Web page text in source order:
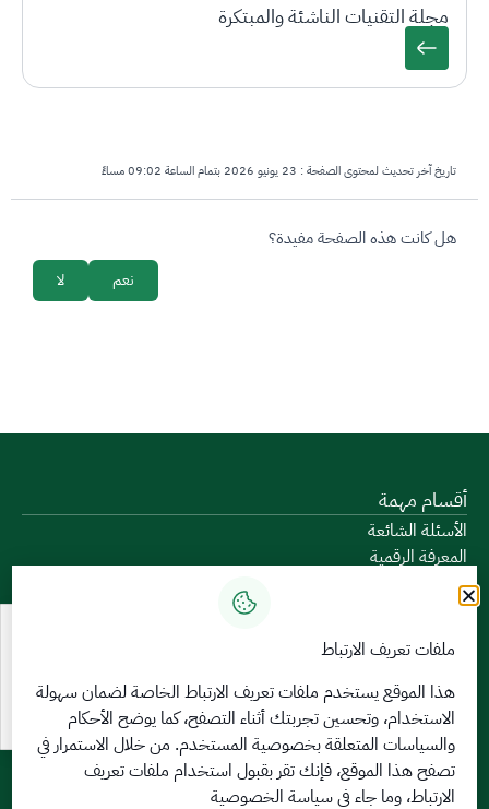
مجلة التقنيات الناشئة والمبتكرة
تاريخ آخر تحديث لمحتوى الصفحة : 23 يونيو 2026 بتمام الساعة 09:02 مساءً
survey_v2
هل كانت هذه الصفحة مفيدة؟
لا نعم
أقسام مهمة
الأسئلة الشائعة
المعرفة الرقمية
دليل الخدمات
المشاركة الإلكترونية
البيانات المفتوحة
السياسات واللوائح
تواصل معنا
الخدمات الإلكترونية
بوابة الدخول الموحد
بوابة الزوار
ملفات تعريف الارتباط
هذا الموقع يستخدم ملفات تعريف الارتباط الخاصة لضمان سهولة
الاستخدام، وتحسين تجربتك أثناء التصفح، كما يوضح الأحكام
والسياسات المتعلقةبخصوصية المستخدم. من خلال الاستمرار في
تصفح هذا الموقع، فإنك تقر بقبول استخدام ملفات تعريف
الارتباط، وما جاء في سياسة الخصوصية